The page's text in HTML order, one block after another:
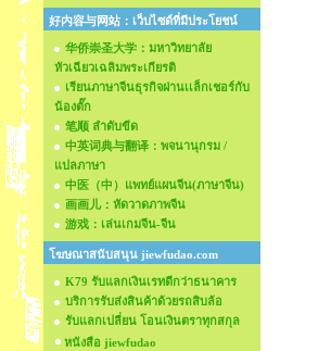
好内容与网站：เว็บไซด์ที่มีประโยชน์
华侨崇圣大学：มหาวิทยาลัย
หัวเฉียวเฉลิมพระเกียรติ
เรียนภาษาจีนธุรกิจผ่านเเล็กเชอร์กับ
น้องตั๊ก
笔顺 ลำดับขีด
中英词典与翻译：พจนานุกรม /
แปลภาษา
中医（中）แพทย์แผนจีน(ภาษาจีน)
画画儿：หัดวาดภาพจีน
游戏：เล่นเกมจีน-จีน
โฆษณาสนับสนุน jiewfudao.com
K79 รับแลกเงินเรทดีกว่าธนาคาร
บริการรับส่งสินค้าด้วยรถสิบล้อ
รับแลกเปลี่ยน โอนเงินตราทุกสกุล
หนังสือ jiewfudao